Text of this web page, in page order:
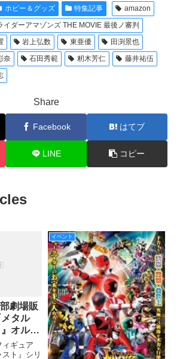
ホビー＆グッズ 特集記事
amazon
イダーアマゾンズ THE MOVIE 最後ノ審判
岩上弘数 東亜優
田渕景也
奈 石田秀範 籾木芳仁
藤井祐伍
Share
Facebook はてブ
LINE コピー
劇場販
タル
オルタ
ギュア
スト』シリ
イベント